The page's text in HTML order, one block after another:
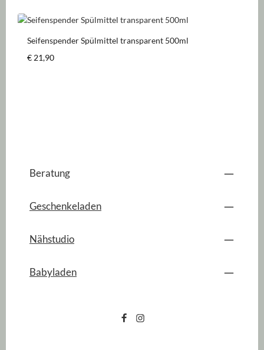
Seifenspender Spülmittel transparent 500ml
Regulärer Preis:
€ 21,90
Beratung
Geschenkeladen
Nähstudio
Babyladen